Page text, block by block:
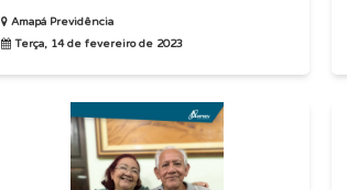
Amapá Previdência
Terça, 14 de fevereiro de 2023